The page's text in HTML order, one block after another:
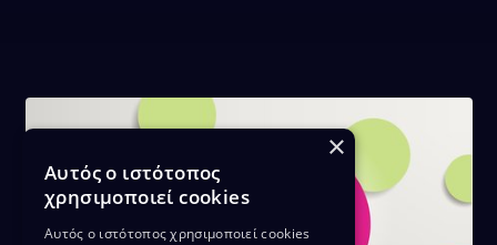
×
Αυτός ο ιστότοπος
χρησιμοποιεί cookies
Αυτός ο ιστότοπος χρησιμοποιεί cookies